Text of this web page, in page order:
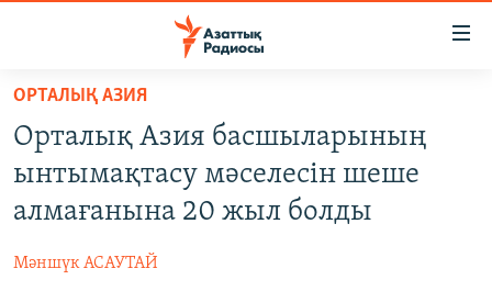
Skip
main
content
to
main
Navigation
САЯСАТ
АДАМ ҚҰҚЫҚТАРЫ
ОРТАЛЫҚ АЗИЯ
Орталық Азия басшыларының
ынтымақтасу мәселесін шеше
алмағанына 20 жыл болды
Мәншүк АСАУТАЙ